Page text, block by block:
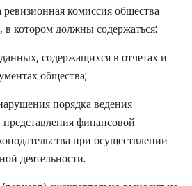
ревизионная комиссия общества
в котором должны содержаться:
содержащихся в отчетах и
общества;
порядка ведения
представления финансовой
при осуществлении
деятельности.